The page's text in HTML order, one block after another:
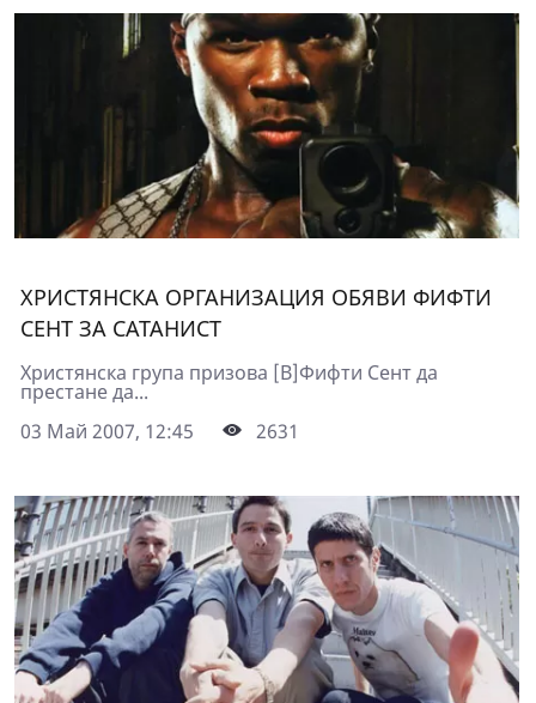
ХРИСТЯНСКА ОРГАНИЗАЦИЯ ОБЯВИ ФИФТИ
СЕНТ ЗА САТАНИСТ
Христянска група призова [B]Фифти Сент да
престане да...
03 Май 2007, 12:45
2631